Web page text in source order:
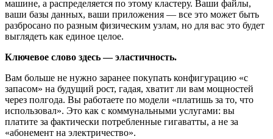
машине, а распределяется по этому кластеру. Ваши файлы,
ваши базы данных, ваши приложения — все это может быть
разбросано по разным физическим узлам, но для вас это будет
выглядеть как единое целое.
Ключевое слово здесь — эластичность.
Вам больше не нужно заранее покупать конфигурацию «с
запасом» на будущий рост, гадая, хватит ли вам мощностей
через полгода. Вы работаете по модели «платишь за то, что
использовал». Это как с коммунальными услугами: вы
платите за фактически потребленные гигаватты, а не за
«абонемент на электричество».